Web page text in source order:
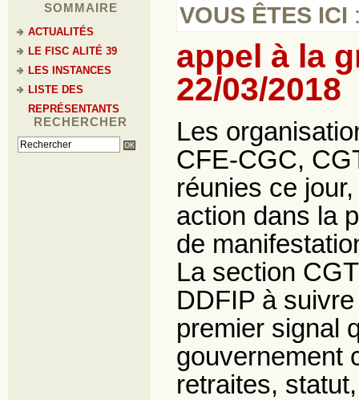
SOMMAIRE
ACTUALITÉS
LE FISC ALITÉ 39
LES INSTANCES
LISTE DES
REPRÉSENTANTS
RECHERCHER
VOUS ÊTES ICI
appel à la
22/03/2018
Les
CFE-CGC,
réunies ce
action dans la
de
La section
DDFIP à
premier signal
gouvernement
retraites,